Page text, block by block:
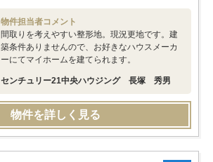
物件担当者コメント
間取りを考えやすい整形地。現況更地です。建
築条件ありませんので、お好きなハウスメーカ
ーにてマイホームを建てられます。
センチュリー21中央ハウジング 長塚 秀男
物件を詳しく見る